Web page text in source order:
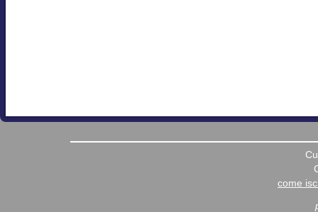
come